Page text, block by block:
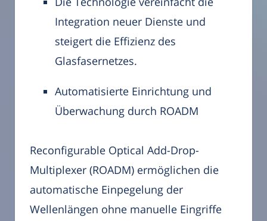
Integration neuer Dienste und
steigert die Effizienz des
Glasfasernetzes.
Automatisierte Einrichtung und
Überwachung durch ROADM
Reconfigurable Optical Add-Drop-
Multiplexer (ROADM) ermöglichen die
automatische Einpegelung der
Wellenlängen ohne manuelle Eingriffe